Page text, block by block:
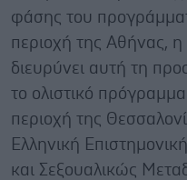
φάσης του
περιοχή της Αθήνας,
διευρύνει αυτή τη
το ολιστικό
περιοχή της
Ελληνική
και Σεξουαλικώς